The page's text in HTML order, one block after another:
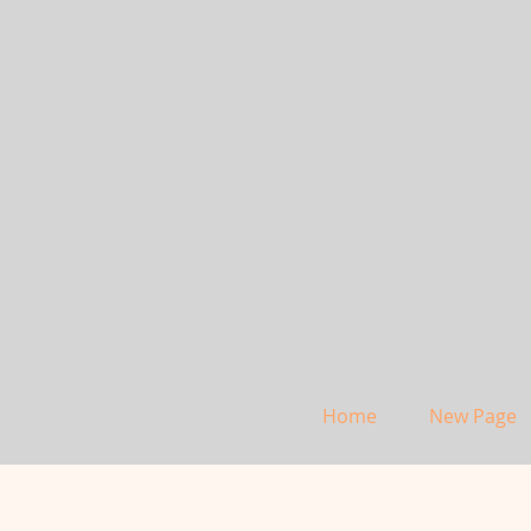
Home New Page